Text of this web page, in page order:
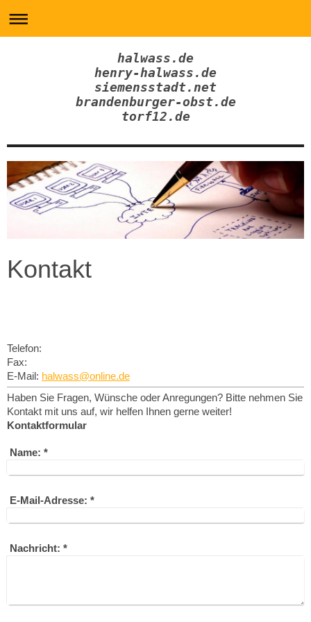
halwass.de
henry-halwass.de
siemensstadt.net
brandenburger-obst.de
torf12.de
Kontakt
Telefon:
Fax:
E-Mail: halwass@online.de
Haben Sie Fragen, Wünsche oder Anregungen? Bitte nehmen Sie
Kontakt mit uns auf, wir helfen Ihnen gerne weiter!
Kontaktformular
Name: *
E-Mail-Adresse: *
Nachricht: *